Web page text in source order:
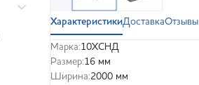
ХарактеристикиДоставкаОтзывы
Марка:10ХСНД
Размер:16 мм
Ширина:2000 мм